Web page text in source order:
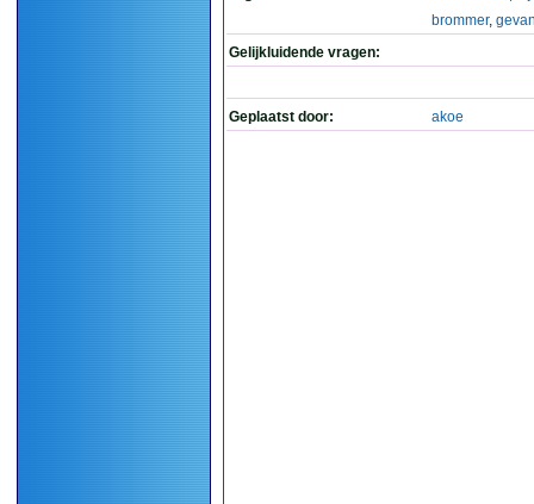
brommer,
Gelijkluidende vragen:
Geplaatst door: akoe